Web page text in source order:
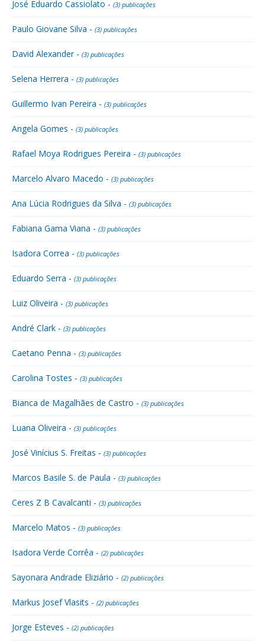
José Eduardo Cassiolato - (3) publicações
Paulo Giovane Silva - (3) publicações
David Alexander - (3) publicações
Selena Herrera - (3) publicações
Guillermo Ivan Pereira - (3) publicações
Angela Gomes - (3) publicações
Rafael Moya Rodrigues Pereira - (3) publicações
Marcelo Alvaro Macedo - (3) publicações
Ana Lúcia Rodrigues da Silva - (3) publicações
Fabiana Gama Viana - (3) publicações
Isadora Correa - (3) publicações
Eduardo Serra - (3) publicações
Luiz Oliveira - (3) publicações
André Clark - (3) publicações
Caetano Penna - (3) publicações
Carolina Tostes - (3) publicações
Bianca de Magalhães de Castro - (3) publicações
Luana Oliveira - (3) publicações
José Vinícius S. Freitas - (3) publicações
Marcos Basile S. de Paula - (3) publicações
Ceres Z B Cavalcanti - (3) publicações
Marcelo Matos - (3) publicações
Isadora Verde Corrêa - (2) publicações
Sayonara Andrade Eliziário - (2) publicações
Markus Josef Vlasits - (2) publicações
Jorge Esteves - (2) publicações